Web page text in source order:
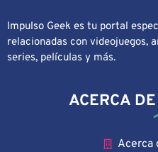
Impulso Geek es tu portal
relacionadas con videojuegos,
series, películas y más.
ACERCA DE
Acerca